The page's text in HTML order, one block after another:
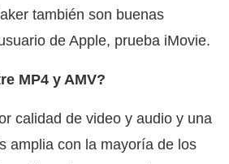
también son buenas
de Apple, prueba iMovie.
MP4 y AMV?
calidad de video y audio y una
amplia con la mayoría de los